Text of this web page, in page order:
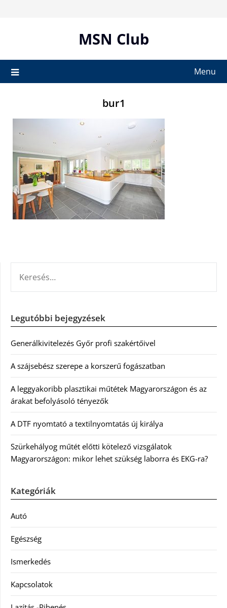
MSN Club
Menu
bur1
Legutóbbi bejegyzések
Generálkivitelezés Győr profi szakértőivel
A szájsebész szerepe a korszerű fogászatban
A leggyakoribb plasztikai műtétek Magyarországon és az
árakat befolyásoló tényezők
A DTF nyomtató a textilnyomtatás új királya
Szürkehályog műtét előtti kötelező vizsgálatok
Magyarországon: mikor lehet szükség laborra és EKG-ra?
Kategóriák
Autó
Egészség
Ismerkedés
Kapcsolatok